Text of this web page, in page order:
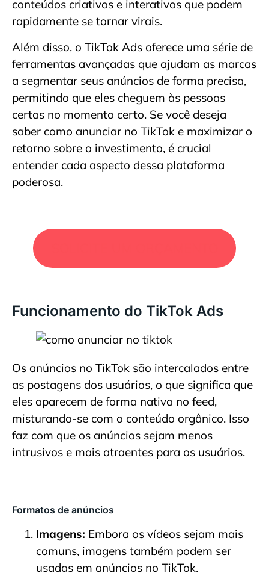
conteúdos criativos e interativos que podem
rapidamente se tornar virais.
Além disso, o TikTok Ads oferece uma série de
ferramentas avançadas que ajudam as marcas
a segmentar seus anúncios de forma precisa,
permitindo que eles cheguem às pessoas
certas no momento certo. Se você deseja
saber como anunciar no TikTok e maximizar o
retorno sobre o investimento, é crucial
entender cada aspecto dessa plataforma
poderosa.
Funcionamento do TikTok Ads
Os anúncios no TikTok são intercalados entre
as postagens dos usuários, o que significa que
eles aparecem de forma nativa no feed,
misturando-se com o conteúdo orgânico. Isso
faz com que os anúncios sejam menos
intrusivos e mais atraentes para os usuários.
Formatos de anúncios
Imagens: Embora os vídeos sejam mais
comuns, imagens também podem ser
usadas em anúncios no TikTok.